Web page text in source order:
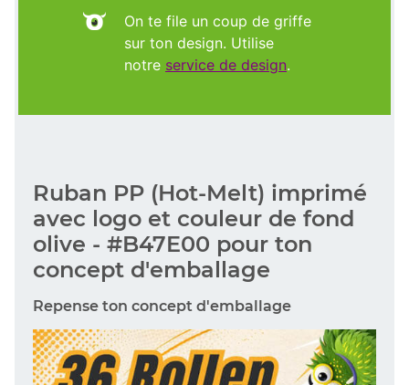
On te file un coup de griffe
sur ton design. Utilise
notre service de design.
Ruban PP (Hot-Melt) imprimé
avec logo et couleur de fond
olive - #B47E00 pour ton
concept d'emballage
Repense ton concept d'emballage